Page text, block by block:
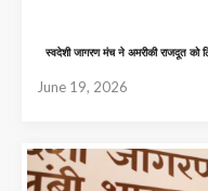
स्वदेशी जागरण मंच ने अमरीकी राजदूत को
June 19, 2026